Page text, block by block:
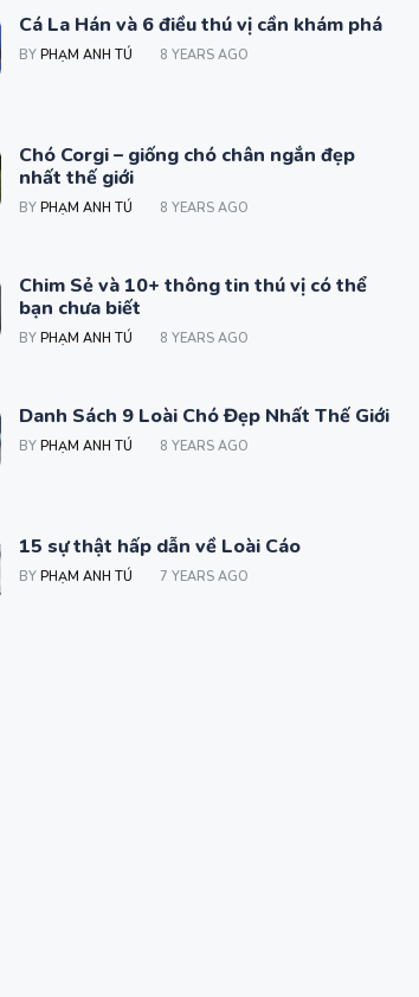
Cá La Hán và 6 điều thú vị cần khám phá
BY PHẠM ANH TÚ 8 YEARS AGO
Chó Corgi – giống chó chân ngắn đẹp
nhất thế giới
BY PHẠM ANH TÚ 8 YEARS AGO
Chim Sẻ và 10+ thông tin thú vị có thể
bạn chưa biết
BY PHẠM ANH TÚ 8 YEARS AGO
Danh Sách 9 Loài Chó Đẹp Nhất Thế Giới
BY PHẠM ANH TÚ 8 YEARS AGO
15 sự thật hấp dẫn về Loài Cáo
BY PHẠM ANH TÚ 7 YEARS AGO